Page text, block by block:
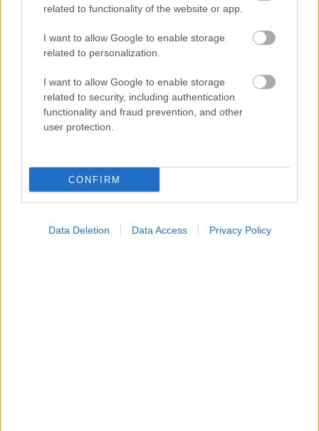
related to functionality of the website or app.
I want to allow Google to enable storage
related to personalization.
I want to allow Google to enable storage
related to security, including authentication
functionality and fraud prevention, and other
user protection.
CONFIRM
Data Deletion Data Access Privacy Policy